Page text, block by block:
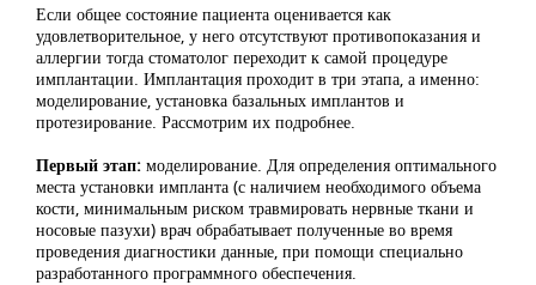
Если общее состояние пациента оценивается как
удовлетворительное, у него отсутствуют противопоказания и
аллергии тогда стоматолог переходит к самой процедуре
имплантации. Имплантация проходит в три этапа, а именно:
моделирование, установка базальных имплантов и
протезирование. Рассмотрим их подробнее.
Первый этап: моделирование. Для определения оптимального
места установки импланта (с наличием необходимого объема
кости, минимальным риском травмировать нервные ткани и
носовые пазухи) врач обрабатывает полученные во время
проведения диагностики данные, при помощи специально
разработанного программного обеспечения.